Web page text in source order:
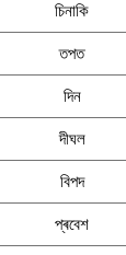
চিনাকি
তপত
দিন
দীঘল
বিপদ
প্ৰবেশ